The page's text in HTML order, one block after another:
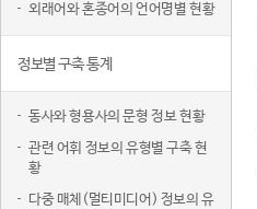
외래어와 혼종어의 언어명별 현황
정보별 구축 통계
동사와 형용사의 문형 정보 현황
관련 어휘 정보의 유형별 구축 현
황
다중 매체(멀티미디어) 정보의 유